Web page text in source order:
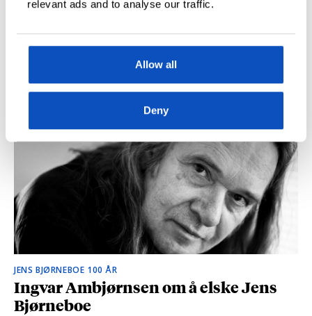
relevant ads and to analyse our traffic.
Allow all
Deny
JENS BJØRNEBOE 100 ÅR
Ingvar Ambjørnsen om å elske Jens
Bjørneboe